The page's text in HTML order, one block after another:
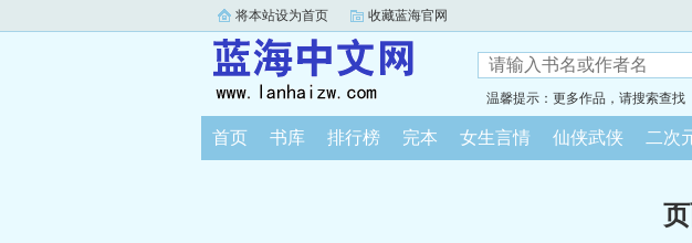
将本站设为首页 收藏蓝海官网
温馨提示：更多作品，请搜索查找
首页 书库 排行榜 完本 女生言情 仙侠武侠 二次